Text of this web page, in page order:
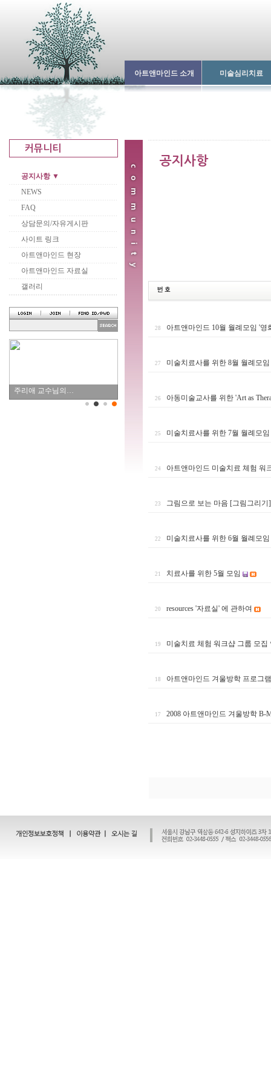
아트앤마인드 소개 미술심리치료
공지사항 ▼
NEWS
FAQ
상담문의/자유게시판
사이트 링크
아트앤마인드 현장
아트앤마인드 자료실
갤러리
주리애 교수님의…
28 아트앤마인드 10월 월례모임 '영
27 미술치료사를 위한 8월 월례모임
26 아동미술교사를 위한 'Art as
25 미술치료사를 위한 7월 월례모
24 아트앤마인드 미술치료 체험 워
23 그림으로 보는 마음 [그림그리
22 미술치료사를 위한 6월 월례모임
21 치료사를 위한 5월 모임
20 resources '자료실' 에 관하여
19 미술치료 체험 워크샵 그룹 모집
18 아트앤마인드 겨울방학 프로그
17 2008 아트앤마인드 겨울방학 B-